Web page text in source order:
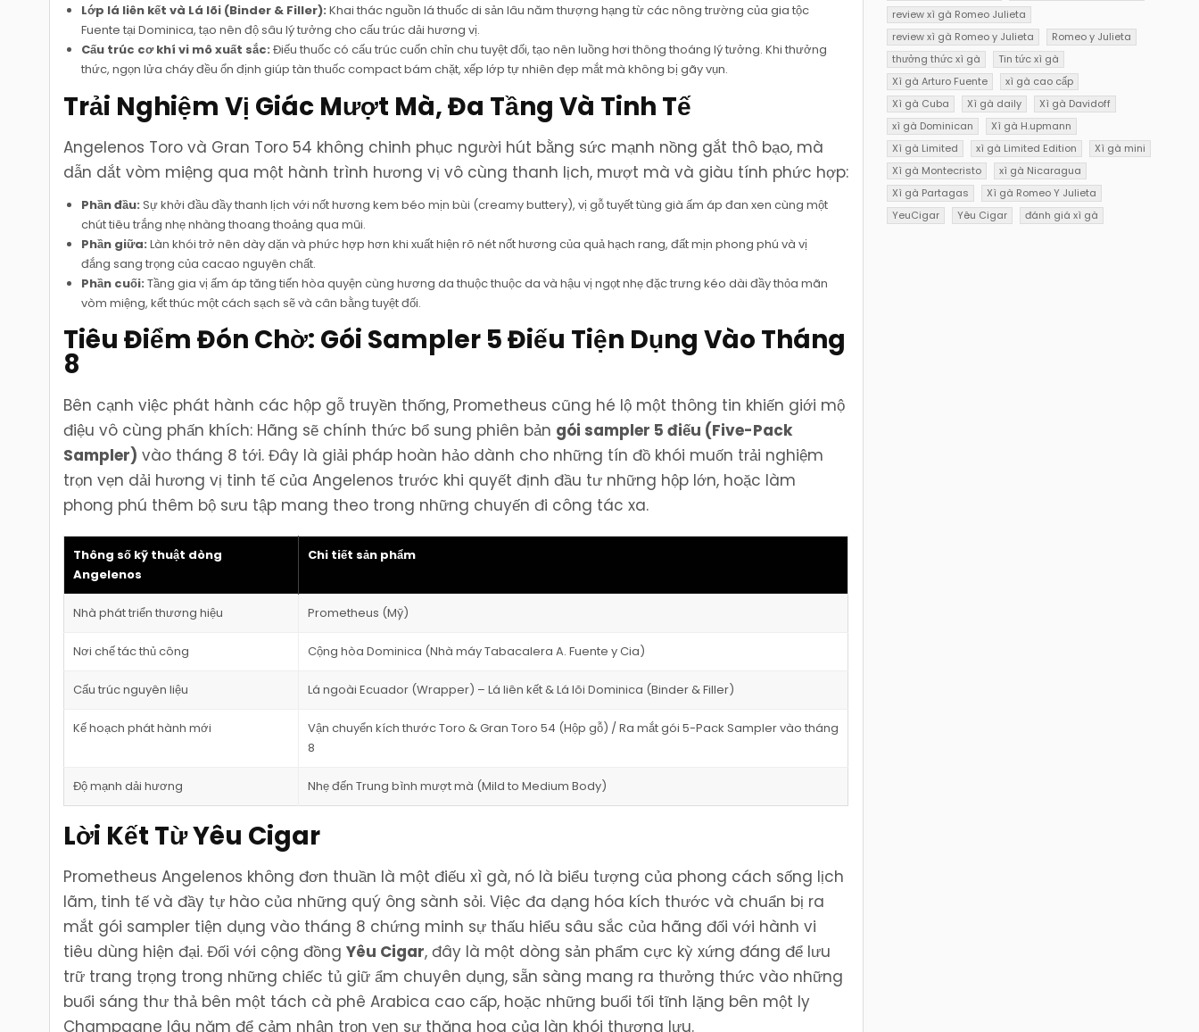
Lớp lá liên kết và Lá lõi (Binder & Filler): Khai thác nguồn lá thuốc di sản lâu năm thượng hạng từ các nông trường của gia tộc
Fuente tại Dominica, tạo nên độ sâu lý tưởng cho cấu trúc dải hương vị.
Cấu trúc cơ khí vi mô xuất sắc: Điếu thuốc có cấu trúc cuốn chỉn chu tuyệt đối, tạo nên luồng hơi thông thoáng lý tưởng. Khi thưởng
thức, ngọn lửa cháy đều ổn định giúp tàn thuốc compact bám chặt, xếp lớp tự nhiên đẹp mắt mà không bị gãy vụn.
Trải Nghiệm Vị Giác Mượt Mà, Đa Tầng Và Tinh Tế
Angelenos Toro và Gran Toro 54 không chinh phục người hút bằng sức mạnh nồng gắt thô bạo, mà
dẫn dắt vòm miệng qua một hành trình hương vị vô cùng thanh lịch, mượt mà và giàu tính phức hợp:
Phần đầu: Sự khởi đầu đầy thanh lịch với nốt hương kem béo mịn bùi (creamy buttery), vị gỗ tuyết tùng già ấm áp đan xen cùng một
chút tiêu trắng nhẹ nhàng thoang thoảng qua mũi.
Phần giữa: Làn khói trở nên dày dặn và phức hợp hơn khi xuất hiện rõ nét nốt hương của quả hạch rang, đất mịn phong phú và vị
đắng sang trọng của cacao nguyên chất.
Phần cuối: Tầng gia vị ấm áp tăng tiến hòa quyện cùng hương da thuộc thuộc da và hậu vị ngọt nhẹ đặc trưng kéo dài đầy thỏa mãn
vòm miệng, kết thúc một cách sạch sẽ và cân bằng tuyệt đối.
Tiêu Điểm Đón Chờ: Gói Sampler 5 Điếu Tiện Dụng Vào Tháng
8
Bên cạnh việc phát hành các hộp gỗ truyền thống, Prometheus cũng hé lộ một thông tin khiến giới mộ
điệu vô cùng phấn khích: Hãng sẽ chính thức bổ sung phiên bản gói sampler 5 điếu (Five-Pack
Sampler) vào tháng 8 tới. Đây là giải pháp hoàn hảo dành cho những tín đồ khói muốn trải nghiệm
trọn vẹn dải hương vị tinh tế của Angelenos trước khi quyết định đầu tư những hộp lớn, hoặc làm
phong phú thêm bộ sưu tập mang theo trong những chuyến đi công tác xa.
Thông số kỹ thuật dòng
Angelenos
Chi tiết sản phẩm
Nhà phát triển thương hiệu Prometheus (Mỹ)
Nơi chế tác thủ công Cộng hòa Dominica (Nhà máy Tabacalera A. Fuente y Cia)
Cấu trúc nguyên liệu Lá ngoài Ecuador (Wrapper) – Lá liên kết & Lá lõi Dominica (Binder & Filler)
Kế hoạch phát hành mới
Vận chuyển kích thước Toro & Gran Toro 54 (Hộp gỗ) / Ra mắt gói 5-Pack Sampler vào tháng
8
Độ mạnh dải hương Nhẹ đến Trung bình mượt mà (Mild to Medium Body)
Lời Kết Từ Yêu Cigar
Prometheus Angelenos không đơn thuần là một điếu xì gà, nó là biểu tượng của phong cách sống lịch
lãm, tinh tế và đầy tự hào của những quý ông sành sỏi. Việc đa dạng hóa kích thước và chuẩn bị ra
mắt gói sampler tiện dụng vào tháng 8 chứng minh sự thấu hiểu sâu sắc của hãng đối với hành vi
tiêu dùng hiện đại. Đối với cộng đồngYêu Cigar, đây là một dòng sản phẩm cực kỳ xứng đáng để lưu
trữ trang trọng trong những chiếc tủ giữ ẩm chuyên dụng, sẵn sàng mang ra thưởng thức vào những
buổi sáng thư thả bên một tách cà phê Arabica cao cấp, hoặc những buổi tối tĩnh lặng bên một ly
Champagne lâu năm để cảm nhận trọn vẹn sự thăng hoa của làn khói thượng lưu.
review xì gà Romeo Julieta
review xì gà Romeo y Julieta
Romeo y Julieta
thưởng thức xì gà
Tin tức xì gà
Xì gà Arturo Fuente
xì gà cao cấp
Xì gà Cuba
Xì gà daily
Xì gà Davidoff
xì gà Dominican
Xì gà H.upmann
Xì gà Limited
xì gà Limited Edition
Xì gà mini
Xì gà Montecristo
xì gà Nicaragua
Xì gà Partagas
Xì gà Romeo Y Julieta
YeuCigar
Yêu Cigar đánh giá xì gà